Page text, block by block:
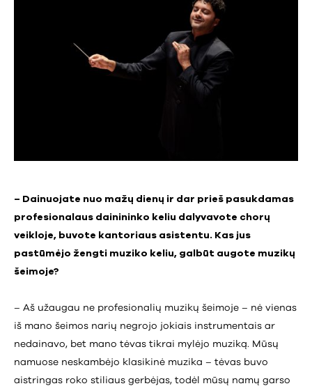
– Dainuojate nuo mažų dienų ir dar prieš pasukdamas
profesionalaus dainininko keliu dalyvavote chorų
veikloje, buvote kantoriaus asistentu. Kas jus
pastūmėjo žengti muziko keliu, galbūt augote muzikų
šeimoje?
– Aš užaugau ne profesionalių muzikų šeimoje – nė vienas
iš mano šeimos narių negrojo jokiais instrumentais ar
nedainavo, bet mano tėvas tikrai mylėjo muziką. Mūsų
namuose neskambėjo klasikinė muzika – tėvas buvo
aistringas roko stiliaus gerbėjas, todėl mūsų namų garso